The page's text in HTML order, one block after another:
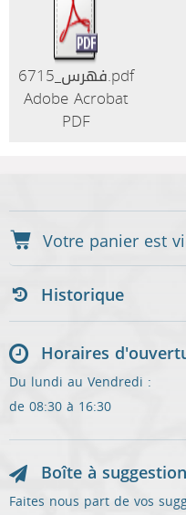
فهرس_6715.pdf
Adobe Acrobat
PDF
Historique
Horaires
Du lundi au Vendredi :
de 08:30 à 16:30
Boîte à suggestion
Faites nous part de vos